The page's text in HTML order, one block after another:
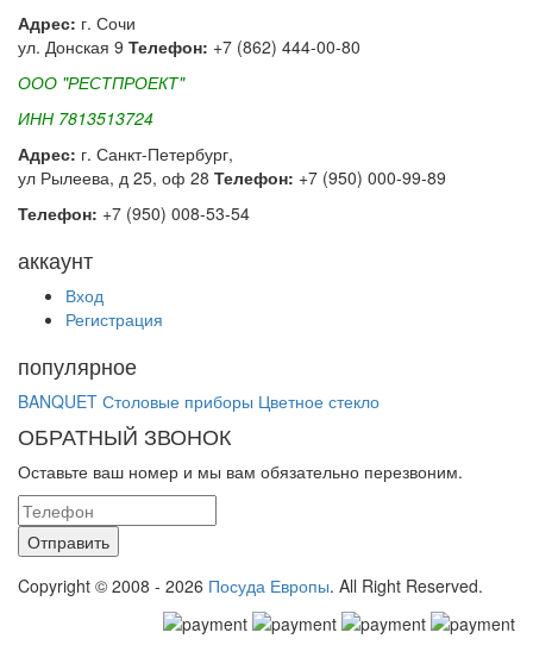
Адрес: г. Сочи
ул. Донская 9 Телефон: +7 (862) 444-00-80
ООО "РЕСТПРОЕКТ"
ИНН 7813513724
Адрес: г. Санкт-Петербург,
ул Рылеева, д 25, оф 28 Телефон: +7 (950) 000-99-89
Телефон: +7 (950) 008-53-54
аккаунт
Вход
Регистрация
популярное
BANQUET Столовые приборы Цветное стекло
ОБРАТНЫЙ ЗВОНОК
Оставьте ваш номер и мы вам обязательно перезвоним.
Copyright © 2008 - 2026 Посуда Европы. All Right Reserved.